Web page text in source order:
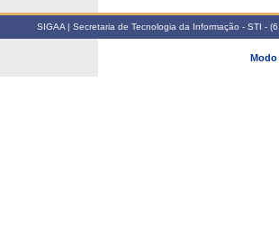
SIGAA | Secretaria de Tecnologia da Informação - STI -
Modo